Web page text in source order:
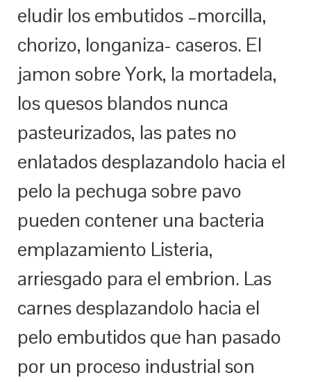
eludir los embutidos –morcilla,
chorizo, longaniza- caseros. El
jamon sobre York, la mortadela,
los quesos blandos nunca
pasteurizados, las pates no
enlatados desplazandolo hacia el
pelo la pechuga sobre pavo
pueden contener una bacteria
emplazamiento Listeria,
arriesgado para el embrion. Las
carnes desplazandolo hacia el
pelo embutidos que han pasado
por un proceso industrial son